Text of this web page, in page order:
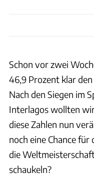
Schon vor zwei
46,9 Prozent klar
Nach den Siegen im
Interlagos wollten
diese Zahlen nun
noch eine Chance
die
schaukeln?